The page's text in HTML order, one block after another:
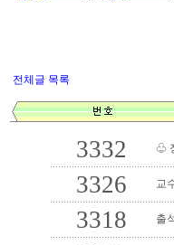
전체글 목록
3332 ♧
3326 교
3318 출